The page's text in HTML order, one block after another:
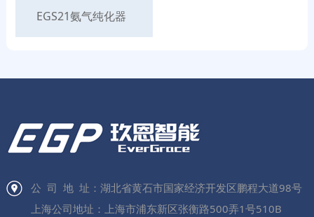
EGS21氨气纯化器
公 司 地 址：湖北省黄石市国家经济开发区鹏程大道98号
上海公司地址：上海市浦东新区张衡路500弄1号510B